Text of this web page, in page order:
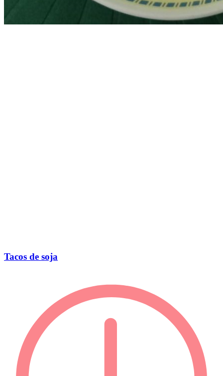
Tacos de soja